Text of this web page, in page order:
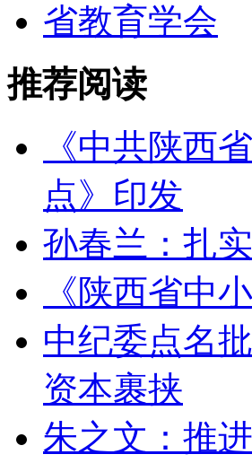
省教育学会
推荐阅读
《中共陕西
点》印发
孙春兰：扎
《陕西省中
中纪委点名
资本裹挟
朱之文：推